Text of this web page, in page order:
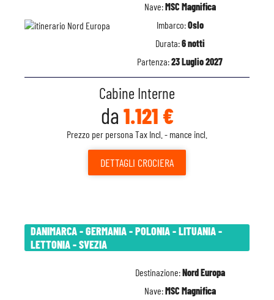
Nave:MSC Magnifica
Imbarco:Oslo
Durata:6 notti
Partenza:23 Luglio 2027
Cabine Interne
da 1.121 €
Prezzo per persona Tax Incl. - mance incl.
DETTAGLI CROCIERA
DANIMARCA - GERMANIA - POLONIA - LITUANIA -
LETTONIA - SVEZIA
Destinazione:Nord Europa
Nave:MSC Magnifica